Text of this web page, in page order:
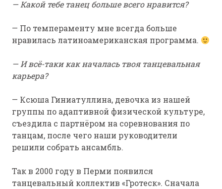
— Какой тебе танец больше всего нравится?
— По темпераменту мне всегда больше
нравилась латиноамериканская программа.
— И всё-таки как началась твоя танцевальная
карьера?
— Ксюша Гиниатуллина, девочка из нашей
группы по адаптивной физической культуре,
съездила с партнёром на соревнования по
танцам, после чего наши руководители
решили собрать ансамбль.
Так в 2000 году в Перми появился
танцевальный коллектив «Гротеск». Сначала